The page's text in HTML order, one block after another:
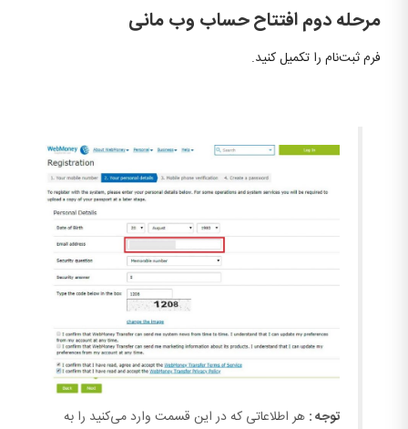
مرحله دوم افتتاح حساب وب مانی
فرم ثبت‌نام را تکمیل کنید.
توجه : هر اطلاعاتی که در این قسمت وارد می‌کنید را به